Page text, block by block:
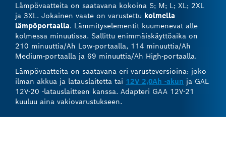
Lämpövaatteita on saatavana kokoina S; M; L; XL; 2XL
ja 3XL. Jokainen vaate on varustettu kolmella
lämpöportaalla. Lämmityselementit kuumenevat alle
kolmessa minuutissa. Sallittu enimmäiskäyttöaika on
210 minuuttia/Ah Low-portaalla, 114 minuuttia/Ah
Medium-portaalla ja 69 minuuttia/Ah High-portaalla.
Lämpövaatteita on saatavana eri varusteversioina: joko
ilman akkua ja latauslaitetta tai 12V 2,0Ah -akun ja GAL
12V-20 -latauslaitteen kanssa. Adapteri GAA 12V-21
kuuluu aina vakiovarustukseen.